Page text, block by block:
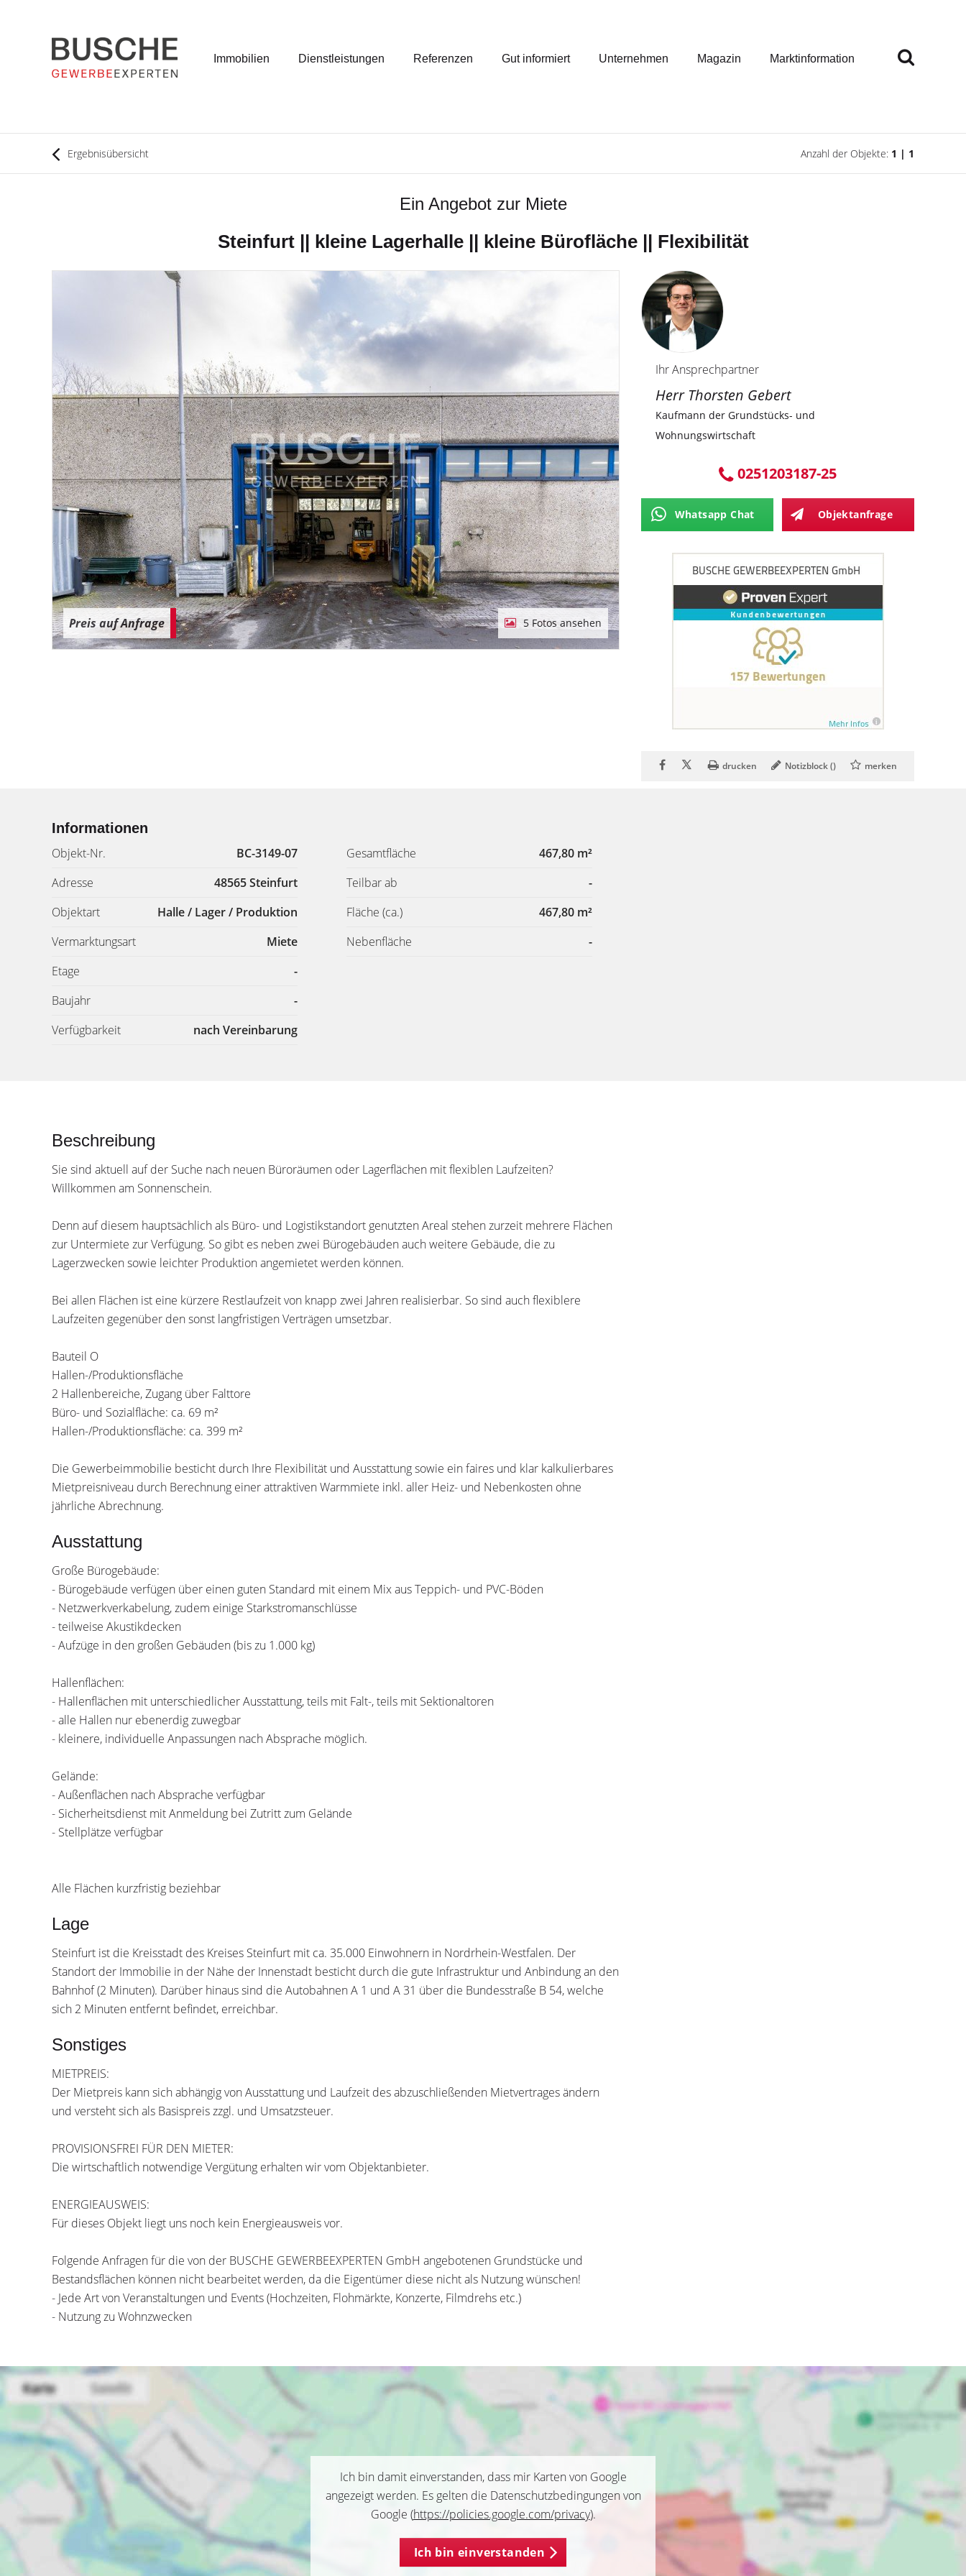
Immobilien Dienstleistungen Referenzen Gut informiert Unternehmen Magazin Marktinformation
Ergebnisübersicht Anzahl der Objekte: 1 | 1
Ein Angebot zur Miete
Steinfurt || kleine Lagerhalle || kleine Bürofläche || Flexibilität
Preis auf Anfrage 5 Fotos ansehen
Ihr Ansprechpartner
Herr Thorsten Gebert
Kaufmann der Grundstücks- und
Wohnungswirtschaft
0251203187-25
Whatsapp Chat Objektanfrage
drucken Notizblock () merken
Informationen
Objekt-Nr.
BC-3149-07
Adresse
48565 Steinfurt
Objektart
Halle / Lager / Produktion
Vermarktungsart
Miete
Etage
-
Baujahr
-
Verfügbarkeit
nach Vereinbarung
Gesamtfläche
467,80 m²
Teilbar ab
-
Fläche (ca.)
467,80 m²
Nebenfläche
-
Beschreibung
Sie sind aktuell auf der Suche nach neuen Büroräumen oder Lagerflächen mit flexiblen Laufzeiten?
Willkommen am Sonnenschein.
Denn auf diesem hauptsächlich als Büro- und Logistikstandort genutzten Areal stehen zurzeit mehrere Flächen
zur Untermiete zur Verfügung. So gibt es neben zwei Bürogebäuden auch weitere Gebäude, die zu
Lagerzwecken sowie leichter Produktion angemietet werden können.
Bei allen Flächen ist eine kürzere Restlaufzeit von knapp zwei Jahren realisierbar. So sind auch flexiblere
Laufzeiten gegenüber den sonst langfristigen Verträgen umsetzbar.
Bauteil O
Hallen-/Produktionsfläche
2 Hallenbereiche, Zugang über Falttore
Büro- und Sozialfläche: ca. 69 m²
Hallen-/Produktionsfläche: ca. 399 m²
Die Gewerbeimmobilie besticht durch Ihre Flexibilität und Ausstattung sowie ein faires und klar kalkulierbares
Mietpreisniveau durch Berechnung einer attraktiven Warmmiete inkl. aller Heiz- und Nebenkosten ohne
jährliche Abrechnung.
Ausstattung
Große Bürogebäude:
- Bürogebäude verfügen über einen guten Standard mit einem Mix aus Teppich- und PVC-Böden
- Netzwerkverkabelung, zudem einige Starkstromanschlüsse
- teilweise Akustikdecken
- Aufzüge in den großen Gebäuden (bis zu 1.000 kg)
Hallenflächen:
- Hallenflächen mit unterschiedlicher Ausstattung, teils mit Falt-, teils mit Sektionaltoren
- alle Hallen nur ebenerdig zuwegbar
- kleinere, individuelle Anpassungen nach Absprache möglich.
Gelände:
- Außenflächen nach Absprache verfügbar
- Sicherheitsdienst mit Anmeldung bei Zutritt zum Gelände
- Stellplätze verfügbar
Alle Flächen kurzfristig beziehbar
Lage
Steinfurt ist die Kreisstadt des Kreises Steinfurt mit ca. 35.000 Einwohnern in Nordrhein-Westfalen. Der
Standort der Immobilie in der Nähe der Innenstadt besticht durch die gute Infrastruktur und Anbindung an den
Bahnhof (2 Minuten). Darüber hinaus sind die Autobahnen A 1 und A 31 über die Bundesstraße B 54, welche
sich 2 Minuten entfernt befindet, erreichbar.
Sonstiges
MIETPREIS:
Der Mietpreis kann sich abhängig von Ausstattung und Laufzeit des abzuschließenden Mietvertrages ändern
und versteht sich als Basispreis zzgl. und Umsatzsteuer.
PROVISIONSFREI FÜR DEN MIETER:
Die wirtschaftlich notwendige Vergütung erhalten wir vom Objektanbieter.
ENERGIEAUSWEIS:
Für dieses Objekt liegt uns noch kein Energieausweis vor.
Folgende Anfragen für die von der BUSCHE GEWERBEEXPERTEN GmbH angebotenen Grundstücke und
Bestandsflächen können nicht bearbeitet werden, da die Eigentümer diese nicht als Nutzung wünschen!
- Jede Art von Veranstaltungen und Events (Hochzeiten, Flohmärkte, Konzerte, Filmdrehs etc.)
- Nutzung zu Wohnzwecken
Ich bin damit einverstanden, dass mir Karten von Google
angezeigt werden. Es gelten die Datenschutzbedingungen von
Google (https://policies.google.com/privacy).
Ich bin einverstanden